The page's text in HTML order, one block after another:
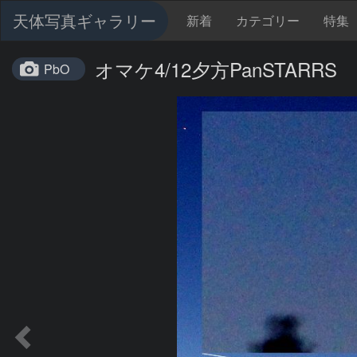
天体写真ギャラリー 新着 カテゴリー 特集
PbO オマケ4/12夕方PanSTARRS